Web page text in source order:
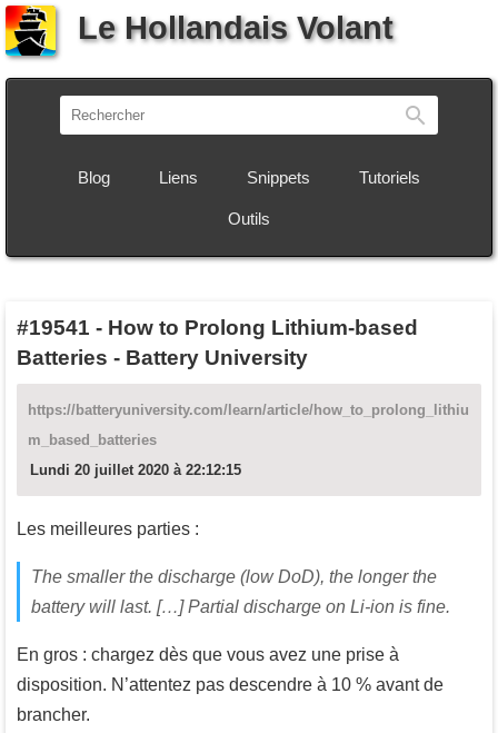
Le Hollandais Volant
Blog Liens Snippets Tutoriels
Outils
#19541 - How to Prolong Lithium-based
Batteries - Battery University
https://batteryuniversity.com/learn/article/how_to_prolong_lithiu
m_based_batteries
Lundi 20 juillet 2020 à 22:12:15
Les meilleures parties :
The smaller the discharge (low DoD), the longer the
battery will last. […] Partial discharge on Li-ion is fine.
En gros : chargez dès que vous avez une prise à
disposition. N’attentez pas descendre à 10 % avant de
brancher.